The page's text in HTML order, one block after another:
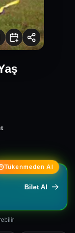
Tükenmeden Al
Bilet Al